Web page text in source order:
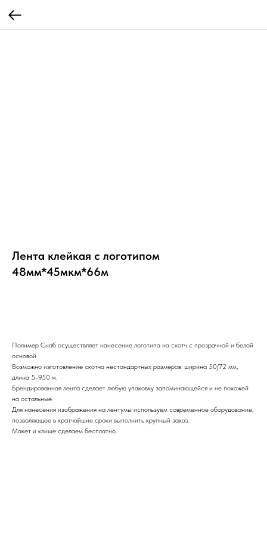
Лента клейкая с логотипом
48мм*45мкм*66м
Полимер Снаб осуществляет нанесение логотипа на скотч с прозрачной и белой
основой.
Возможно изготовление скотча нестандартных размеров: ширина 50/72 мм,
длина 5-950 м.
Брендированная лента сделает любую упаковку запоминающейся и не похожей
на остальные.
Для нанесения изображения на лентумы используем современное оборудование,
позволяющее в кратчайшие сроки выполнить крупный заказ.
Макет и клише сделаем бесплатно.